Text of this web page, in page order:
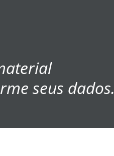
seus dados.